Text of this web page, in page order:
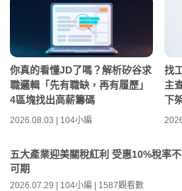
你真的看懂JD了嗎？解析矽谷求
職邏輯「先有職缺，再有履歷」
4區塊找出高薪籌碼
2026.08.03 | 104小編
找
主
下
五大產業迎美關稅紅利 受惠10%稅率
可期
2026.07.29 | 104小編 | 1587觀看數